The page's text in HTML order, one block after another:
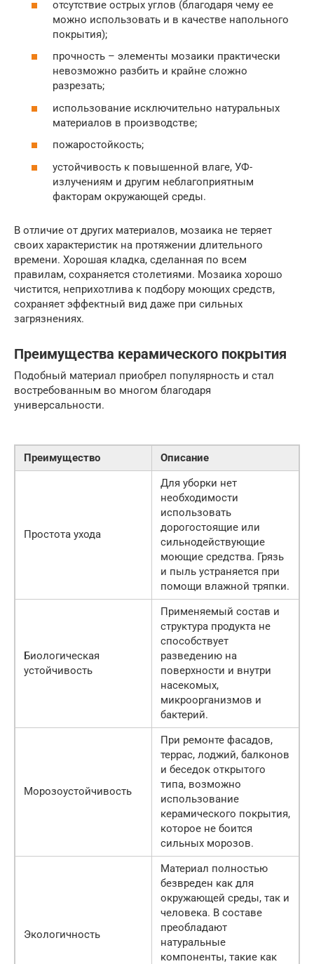
отсутствие острых углов (благодаря чему ее
можно использовать и в качестве напольного
покрытия);
прочность – элементы мозаики практически
невозможно разбить и крайне сложно
разрезать;
использование исключительно натуральных
материалов в производстве;
пожаростойкость;
устойчивость к повышенной влаге, УФ-
излучениям и другим неблагоприятным
факторам окружающей среды.
В отличие от других материалов, мозаика не теряет
своих характеристик на протяжении длительного
времени. Хорошая кладка, сделанная по всем
правилам, сохраняется столетиями. Мозаика хорошо
чистится, неприхотлива к подбору моющих средств,
сохраняет эффектный вид даже при сильных
загрязнениях.
Преимущества керамического покрытия
Подобный материал приобрел популярность и стал
востребованным во многом благодаря
универсальности.
Преимущество Описание
Простота ухода
Для уборки нет
необходимости
использовать
дорогостоящие или
сильнодействующие
моющие средства. Грязь
и пыль устраняется при
помощи влажной тряпки.
Биологическая
устойчивость
Применяемый состав и
структура продукта не
способствует
разведению на
поверхности и внутри
насекомых,
микроорганизмов и
бактерий.
Морозоустойчивость
При ремонте фасадов,
террас, лоджий, балконов
и беседок открытого
типа, возможно
использование
керамического покрытия,
которое не боится
сильных морозов.
Экологичность
Материал полностью
безвреден как для
окружающей среды, так и
человека. В составе
преобладают
натуральные
компоненты, такие как